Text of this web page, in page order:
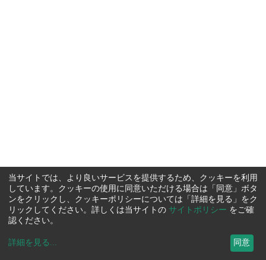
当サイトでは、より良いサービスを提供するため、クッキーを利用
しています。クッキーの使用に同意いただける場合は「同意」ボタ
ンをクリックし、クッキーポリシーについては「詳細を見る」をク
リックしてください。詳しくは当サイトの サイトポリシー をご確
認ください。
詳細を見る ... 同意